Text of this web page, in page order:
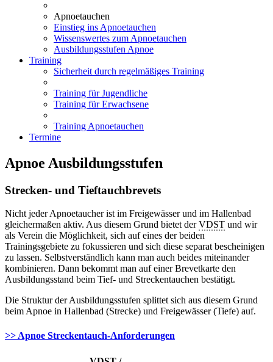
Apnoetauchen
Einstieg ins Apnoetauchen
Wissenswertes zum Apnoetauchen
Ausbildungsstufen Apnoe
Training
Sicherheit durch regelmäßiges Training
Training für Jugendliche
Training für Erwachsene
Training Apnoetauchen
Termine
Apnoe Ausbildungsstufen
Strecken- und Tieftauchbrevets
Nicht jeder Apnoetaucher ist im Freigewässer und im Hallenbad
gleichermaßen aktiv. Aus diesem Grund bietet derVDST und wir
als Verein die Möglichkeit, sich auf eines der beiden
Trainingsgebiete zu fokussieren und sich diese separat bescheinigen
zu lassen. Selbstverständlich kann man auch beides miteinander
kombinieren. Dann bekommt man auf einer Brevetkarte den
Ausbildungsstand beim Tief- und Streckentauchen bestätigt.
Die Struktur der Ausbildungsstufen splittet sich aus diesem Grund
beim Apnoe in Hallenbad (Strecke) und Freigewässer (Tiefe) auf.
>> Apnoe Streckentauch-Anforderungen